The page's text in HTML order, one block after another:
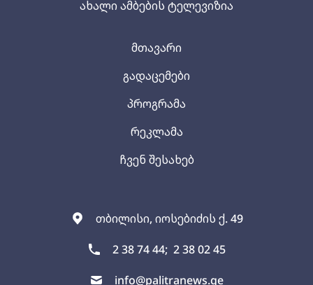
ახალი ამბების ტელევიზია
თბილისი, იოსებიძის ქ. 49
2 38 74 44; 2 38 02 45
info@palitranews.ge
მთავარი
გადაცემები
პროგრამა
რეკლამა
ჩვენ შესახებ